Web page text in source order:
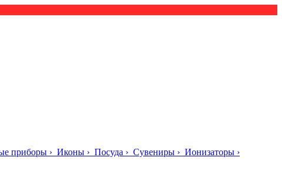
приборы › Иконы › Посуда › Сувениры › Ионизаторы ›